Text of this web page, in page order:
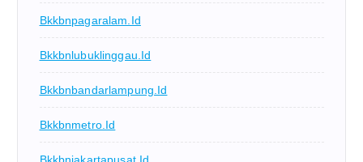
Bkkbnpagaralam.id
Bkkbnlubuklinggau.id
Bkkbnbandarlampung.id
Bkkbnmetro.id